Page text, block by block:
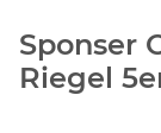
Sponser
Riegel